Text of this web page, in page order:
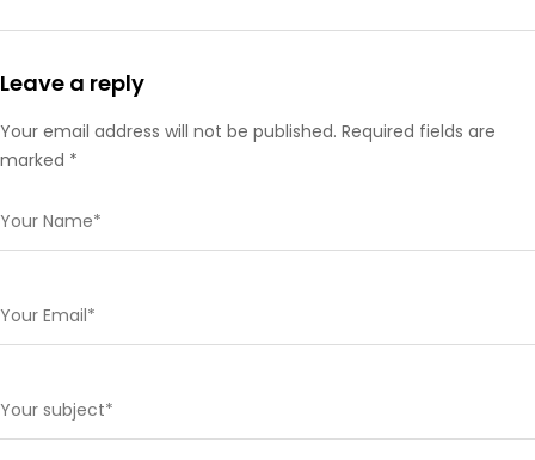
Leave a reply
Your email address will not be published. Required fields are
marked *